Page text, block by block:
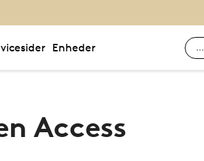
Enheder
Access